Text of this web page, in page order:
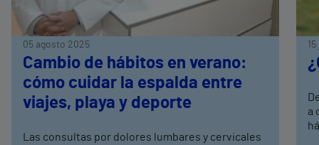
05 agosto 2025
Cambio de hábitos en verano:
cómo cuidar la espalda entre
viajes, playa y deporte
Las consultas por dolores lumbares y cervicales
a